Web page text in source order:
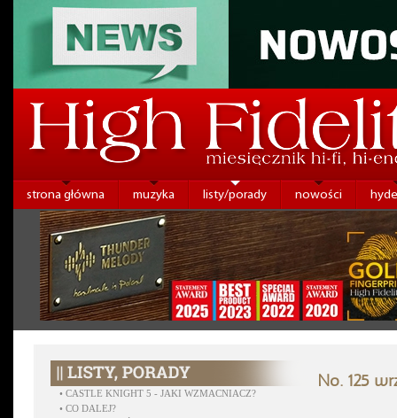
strona główna muzyka listy/porady nowości
No. 125
• CASTLE KNIGHT 5 - JAKI WZMACNIACZ?
• CO DALEJ?